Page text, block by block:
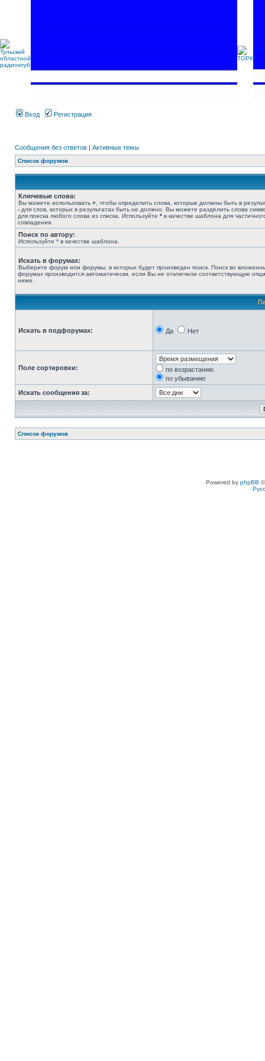
Вход Регистрация
Сообщения без ответов | Активные темы
Список форумов
Ключевые слова:
Вы можете использовать + , чтобы определить слова, которые должны быть в
- для слов, которых в результатах быть не должно. Вы можете разделить слова
для поиска любого слова из списка. Используйте * в качестве шаблона для
совпадения.
Поиск по автору:
Используйте * в качестве шаблона.
Искать в форумах:
Выберите форум или форумы, в которых будет произведен поиск. Поиск во
форумах производится автоматически, если Вы не отключили соответствующую
ниже.
Искать в подфорумах: Да Нет
Поле сортировки:
по возрастанию
по убыванию
Искать сообщения за:
Список форумов
Powered by phpBB